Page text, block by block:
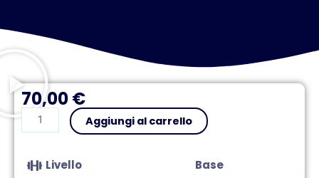
70,00€
Antiriciclaggio
(AML)
Aggiungi al carrello
Livello
Base